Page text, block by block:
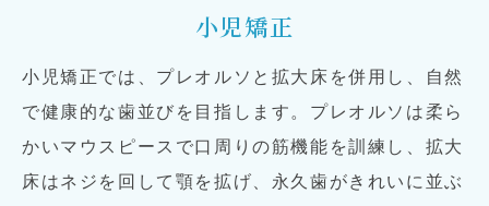
小児矯正
小児矯正では、プレオルソと拡大床を併用し、自然
で健康的な歯並びを目指します。プレオルソは柔ら
かいマウスピースで口周りの筋機能を訓練し、拡大
床はネジを回して顎を拡げ、永久歯がきれいに並ぶ